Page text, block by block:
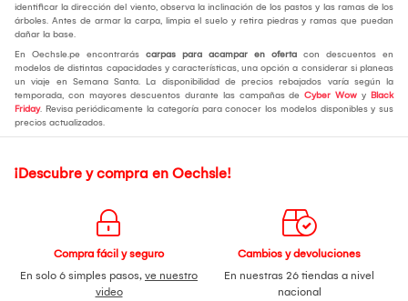
identificar la dirección del viento, observa la inclinación de los pastos y las ramas de los
árboles. Antes de armar la carpa, limpia el suelo y retira piedras y ramas que puedan
dañar la base.
En Oechsle.pe encontrarás carpas para acampar en oferta con descuentos en
modelos de distintas capacidades y características, una opción a considerar si planeas
un viaje en Semana Santa. La disponibilidad de precios rebajados varía según la
temporada, con mayores descuentos durante las campañas de Cyber Wow y Black
Friday. Revisa periódicamente la categoría para conocer los modelos disponibles y sus
precios actualizados.
¡Descubre y compra en Oechsle!
Compra fácil y seguro
En solo 6 simples pasos, ve nuestro
video
Cambios y devoluciones
En nuestras 26 tiendas a nivel
nacional